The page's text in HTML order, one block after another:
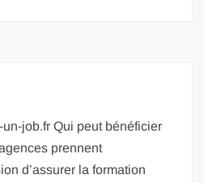
job.fr Qui peut bénéficier
prennent
d’assurer la formation